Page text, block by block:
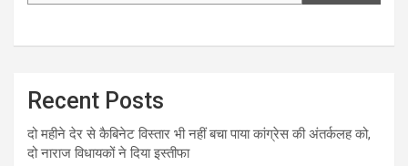
Recent Posts
दो महीने देर से कैबिनेट विस्तार भी नहीं बचा पाया कांग्रेस की अंतर्कलह को,
दो नाराज विधायकों ने दिया इस्तीफा